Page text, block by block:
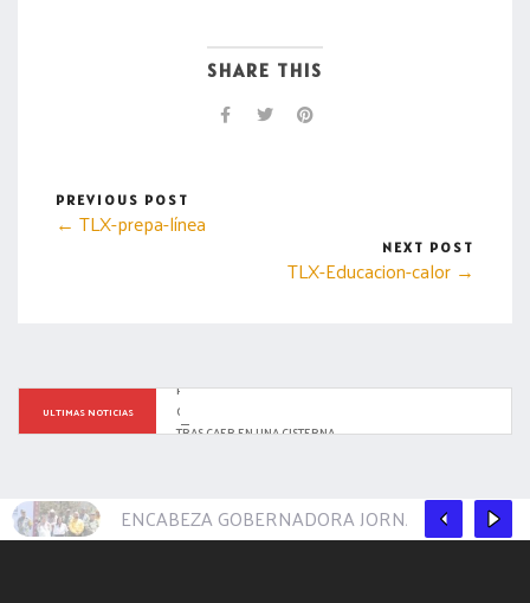
SHARE THIS
PREVIOUS POST
← TLX-prepa-línea
NEXT POST
TLX-Educacion-calor →
ULTIMAS NOTICIAS
PARAMÉDICOS DEL AYUNTAMIENTO DE TLAXCALA EVITAN
QUE MENOR SUFRA COMPLICACIONES POR HIPOTERMIA
TRAS CAER EN UNA CISTERNA
ENCABEZA GOBERNADORA JORNADA